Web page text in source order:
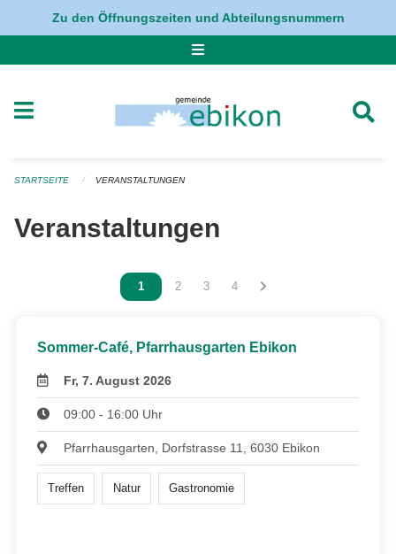
Navigation überspringen
Zu den Öffnungszeiten und Abteilungsnummern
STARTSEITE VERANSTALTUNGEN
Veranstaltungen
Vous êtes sur la page
1 Vous êtes sur la page
2 Vous êtes sur la page
3 Vous êtes sur la page
4
Sommer-Café, Pfarrhausgarten Ebikon
Fr, 7. August 2026
09:00 - 16:00 Uhr
Pfarrhausgarten, Dorfstrasse 11, 6030 Ebikon
Treffen Natur Gastronomie